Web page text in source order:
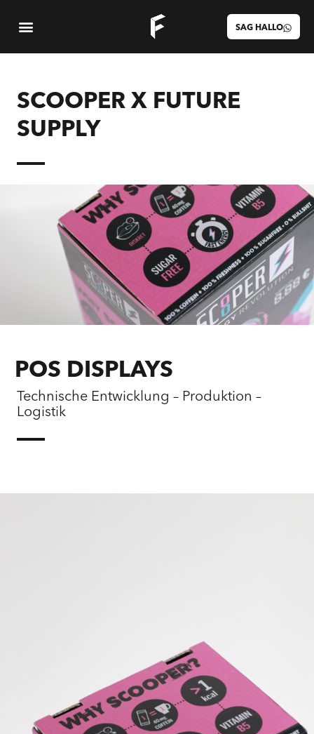
SAG HALLO
SCOOPER X FUTURE
SUPPLY
POS DISPLAYS
Technische Entwicklung – Produktion –
Logistik